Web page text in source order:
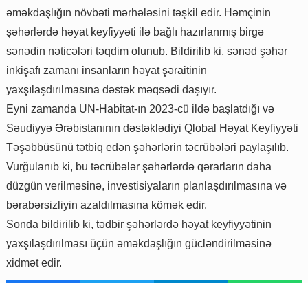
əməkdaşlığın növbəti mərhələsini təşkil edir. Həmçinin
şəhərlərdə həyat keyfiyyəti ilə bağlı hazırlanmış birgə
sənədin nəticələri təqdim olunub. Bildirilib ki, sənəd şəhər
inkişafı zamanı insanların həyat şəraitinin
yaxşılaşdırılmasına dəstək məqsədi daşıyır.
Eyni zamanda UN-Habitat-ın 2023-cü ildə başlatdığı və
Səudiyyə Ərəbistanının dəstəklədiyi Qlobal Həyat Keyfiyyəti
Təşəbbüsünü tətbiq edən şəhərlərin təcrübələri paylaşılıb.
Vurğulanıb ki, bu təcrübələr şəhərlərdə qərarların daha
düzgün verilməsinə, investisiyaların planlaşdırılmasına və
bərabərsizliyin azaldılmasına kömək edir.
Sonda bildirilib ki, tədbir şəhərlərdə həyat keyfiyyətinin
yaxşılaşdırılması üçün əməkdaşlığın gücləndirilməsinə
xidmət edir.